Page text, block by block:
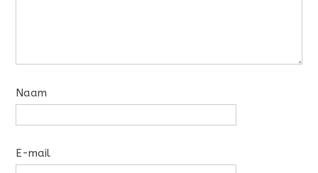
Naam
E-mail